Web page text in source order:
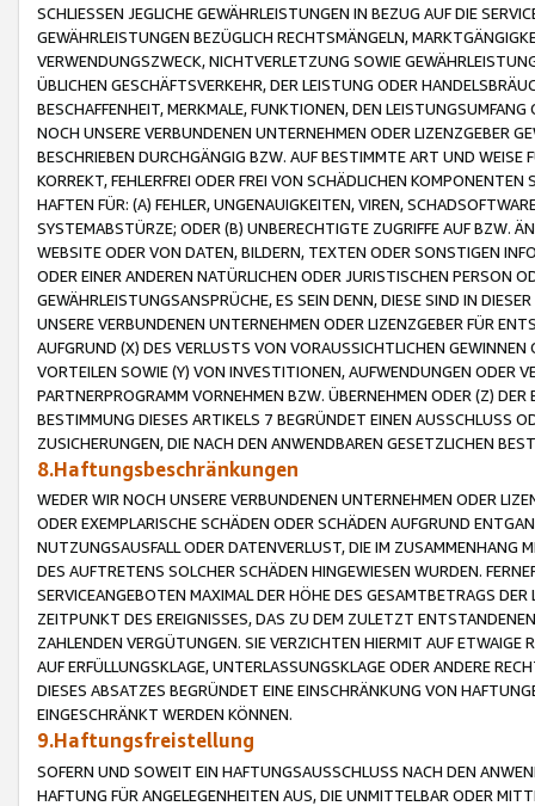
SCHLIESSEN JEGLICHE GEWÄHRLEISTUNGEN IN BEZUG AUF DIE
GEWÄHRLEISTUNGEN BEZÜGLICH RECHTSMÄNGELN,
VERWENDUNGSZWECK, NICHTVERLETZUNG SOWIE
ÜBLICHEN GESCHÄFTSVERKEHR, DER LEISTUNG ODER
BESCHAFFENHEIT, MERKMALE, FUNKTIONEN, DEN
NOCH UNSERE VERBUNDENEN UNTERNEHMEN ODER LIZENZGEBER
BESCHRIEBEN DURCHGÄNGIG BZW. AUF BESTIMMTE ART UND
KORREKT, FEHLERFREI ODER FREI VON SCHÄDLICHEN
HAFTEN FÜR: (A) FEHLER, UNGENAUIGKEITEN, VIREN,
SYSTEMABSTÜRZE; ODER (B) UNBERECHTIGTE ZUGRIFFE AUF BZW.
WEBSITE ODER VON DATEN, BILDERN, TEXTEN ODER SONSTIGEN
ODER EINER ANDEREN NATÜRLICHEN ODER JURISTISCHEN PERSON
GEWÄHRLEISTUNGSANSPRÜCHE, ES SEIN DENN, DIESE SIND IN
UNSERE VERBUNDENEN UNTERNEHMEN ODER LIZENZGEBER FÜR
AUFGRUND (X) DES VERLUSTS VON VORAUSSICHTLICHEN
VORTEILEN SOWIE (Y) VON INVESTITIONEN, AUFWENDUNGEN ODER
PARTNERPROGRAMM VORNEHMEN BZW. ÜBERNEHMEN ODER (Z)
BESTIMMUNG DIESES ARTIKELS 7 BEGRÜNDET EINEN AUSSCHLUSS
ZUSICHERUNGEN, DIE NACH DEN ANWENDBAREN GESETZLICHEN
8.Haftungsbeschränkungen
WEDER WIR NOCH UNSERE VERBUNDENEN UNTERNEHMEN ODER
ODER EXEMPLARISCHE SCHÄDEN ODER SCHÄDEN AUFGRUND
NUTZUNGSAUSFALL ODER DATENVERLUST, DIE IM ZUSAMMENHANG
DES AUFTRETENS SOLCHER SCHÄDEN HINGEWIESEN WURDEN.
SERVICEANGEBOTEN MAXIMAL DER HÖHE DES GESAMTBETRAGS
ZEITPUNKT DES EREIGNISSES, DAS ZU DEM ZULETZT
ZAHLENDEN VERGÜTUNGEN. SIE VERZICHTEN HIERMIT AUF
AUF ERFÜLLUNGSKLAGE, UNTERLASSUNGSKLAGE ODER ANDERE
DIESES ABSATZES BEGRÜNDET EINE EINSCHRÄNKUNG VON
EINGESCHRÄNKT WERDEN KÖNNEN.
9.Haftungsfreistellung
SOFERN UND SOWEIT EIN HAFTUNGSAUSSCHLUSS NACH DEN
HAFTUNG FÜR ANGELEGENHEITEN AUS, DIE UNMITTELBAR ODER